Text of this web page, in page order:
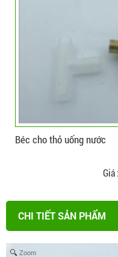
CHI TIẾT SẢN PHẨM
Zoom